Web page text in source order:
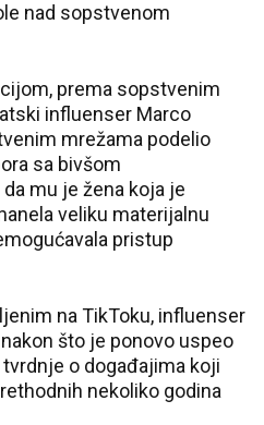
nad sopstvenom
prema sopstvenim
influenser Marco
mrežama podelio
sa bivšom
da mu je žena koja je
veliku materijalnu
pristup
na TikToku, influenser
što je ponovo uspeo
o događajima koji
nekoliko godina